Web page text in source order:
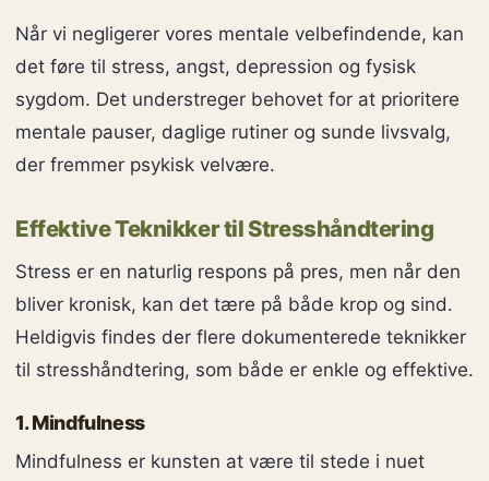
Når vi negligerer vores mentale velbefindende, kan
det føre til stress, angst, depression og fysisk
sygdom. Det understreger behovet for at prioritere
mentale pauser, daglige rutiner og sunde livsvalg,
der fremmer psykisk velvære.
Effektive Teknikker til Stresshåndtering
Stress er en naturlig respons på pres, men når den
bliver kronisk, kan det tære på både krop og sind.
Heldigvis findes der flere dokumenterede teknikker
til stresshåndtering, som både er enkle og effektive.
1. Mindfulness
Mindfulness er kunsten at være til stede i nuet